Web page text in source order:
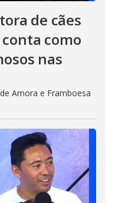
de cães
como
nas
Amora e Framboesa